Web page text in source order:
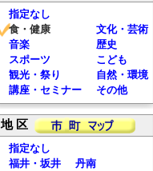
指定なし
食・健康
文化・芸術
音楽
歴史
スポーツ
こども
観光・祭り
自然・環境
講座・セミナー
その他
地 区
指定なし
福井・坂井
丹南